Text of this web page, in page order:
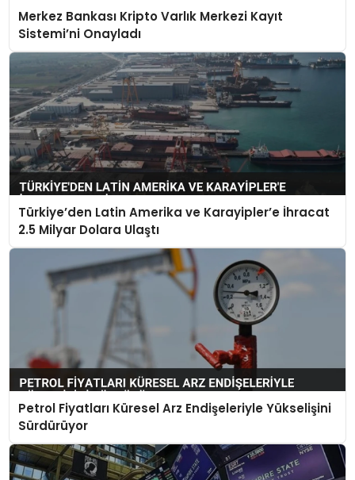
Merkez Bankası Kripto Varlık Merkezi Kayıt
Sistemi’ni Onayladı
Türkiye’den Latin Amerika ve Karayipler’e İhracat
2.5 Milyar Dolara Ulaştı
Petrol Fiyatları Küresel Arz Endişeleriyle Yükselişini
Sürdürüyor